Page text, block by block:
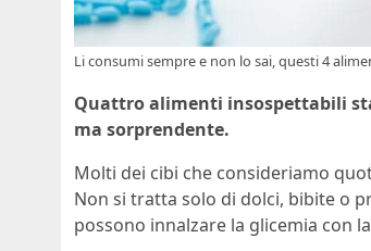
Li consumi sempre e non lo sai, questi 4
Quattro alimenti insospettabili
ma sorprendente.
Molti dei cibi che consideriamo
Non si tratta solo di dolci, bibite o
possono innalzare la glicemia con